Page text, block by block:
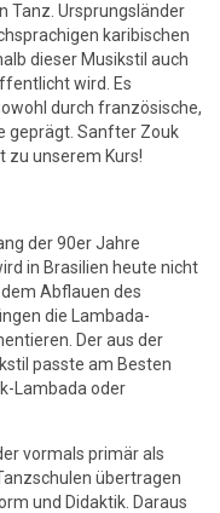
Tanz. Ursprungsländer
karibischen
dieser Musikstil auch
wird. Es
durch französische,
geprägt. Sanfter Zouk
zu unserem Kurs!
der 90er Jahre
in Brasilien heute nicht
Abflauen des
die Lambada-
Der aus der
passte am Besten
Lambada oder
vormals primär als
übertragen
und Didaktik. Daraus